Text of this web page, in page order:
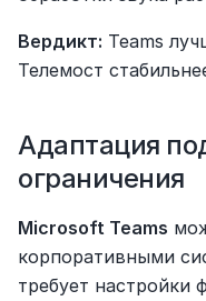
Вердикт: Teams
Телемост
Адаптация
ограничения
Microsoft Teams
корпоративными
требует настройки